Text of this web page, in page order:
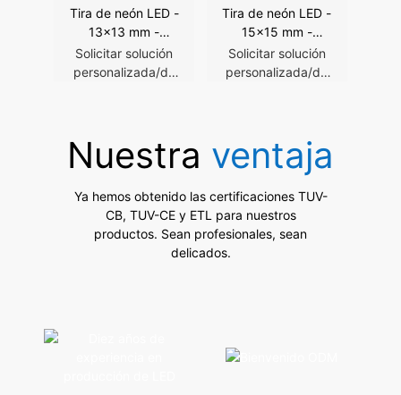
Tira de neón LED -
13x13 mm -
dirección de
curvatura vertical
Solicitar solución
personalizada/de
Tira de neón LED -
15x15 mm -
Curvatura 3D - Un
solo color
Solicitar solución
personalizada/de
Nuestra ventaja
Ya hemos obtenido las certificaciones TUV-
CB, TUV-CE y ETL para nuestros
productos. Sean profesionales, sean
delicados.